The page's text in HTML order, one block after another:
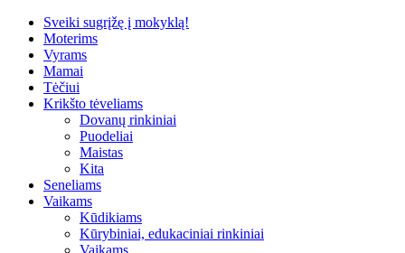
Sveiki sugrįžę į mokyklą!
Moterims
Vyrams
Mamai
Tėčiui
Krikšto tėveliams
Dovanų rinkiniai
Puodeliai
Maistas
Kita
Seneliams
Vaikams
Kūdikiams
Kūrybiniai, edukaciniai rinkiniai
Vaikams